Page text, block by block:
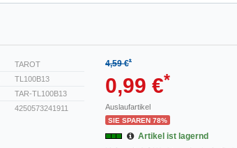
TAROT
TL100B13
TAR-TL100B13
4250573241911
4,59 €*
0,99 €*
Auslaufartikel
SIE SPAREN 78%
Artikel ist lagernd